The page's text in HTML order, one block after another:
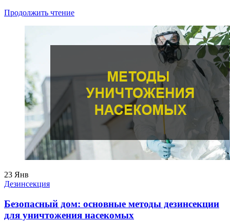
Продолжить чтение
23 Янв
Дезинсекция
Безопасный дом: основные методы дезинсекции
для уничтожения насекомых